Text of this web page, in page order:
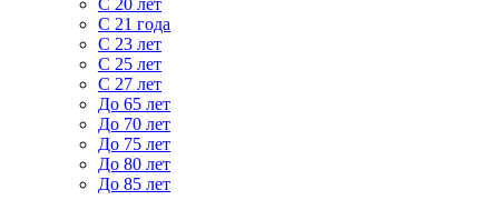
С 20 лет
С 21 года
С 23 лет
С 25 лет
С 27 лет
До 65 лет
До 70 лет
До 75 лет
До 80 лет
До 85 лет